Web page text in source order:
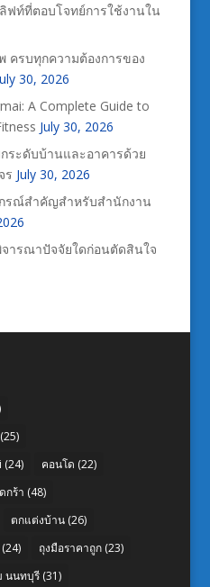
ฟท์ที่ตอบโจทย์การใช้งานใน
ครบทุกความต้องการของ
30, 2026
A Complete Guide to
July 30, 2026
ระดับบ้านและอาคารด้วย
ร July 30, 2026
รณ์สำคัญสำหรับสำนักงาน
ารณาปัจจัยใดก่อนตัดสินใจ
(25)
(24) คอนโด (22)
กร้า (48)
ตกแต่งบ้าน(26)
ถุงมือราคาถูก(23)
นนทบุรี(31)